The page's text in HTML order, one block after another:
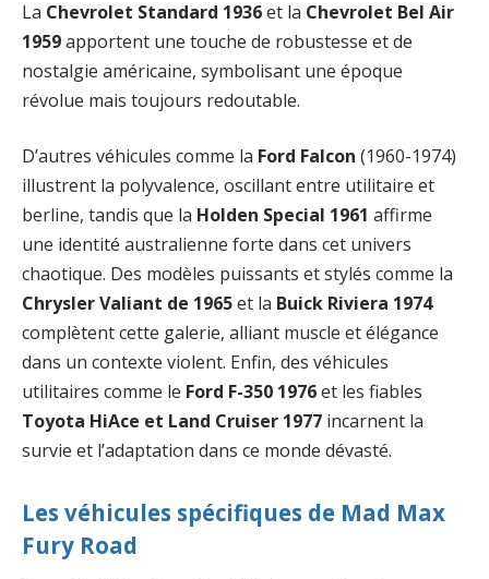
La Chevrolet Standard 1936et la Chevrolet Bel Air
1959apportent une touche de robustesse et de
nostalgie américaine, symbolisant une époque
révolue mais toujours redoutable.
D’autres véhicules comme la Ford Falcon (1960-1974)
illustrent la polyvalence, oscillant entre utilitaire et
berline, tandis que la Holden Special 1961 affirme
une identité australienne forte dans cet univers
chaotique. Des modèles puissants et stylés comme la
Chrysler Valiant de 1965et la Buick Riviera 1974
complètent cette galerie, alliant muscle et élégance
dans un contexte violent. Enfin, des véhicules
utilitaires comme le Ford F-350 1976et les fiables
Toyota HiAce et Land Cruiser 1977 incarnent la
survie et l’adaptation dans ce monde dévasté.
Les véhicules spécifiques de Mad Max
Fury Road